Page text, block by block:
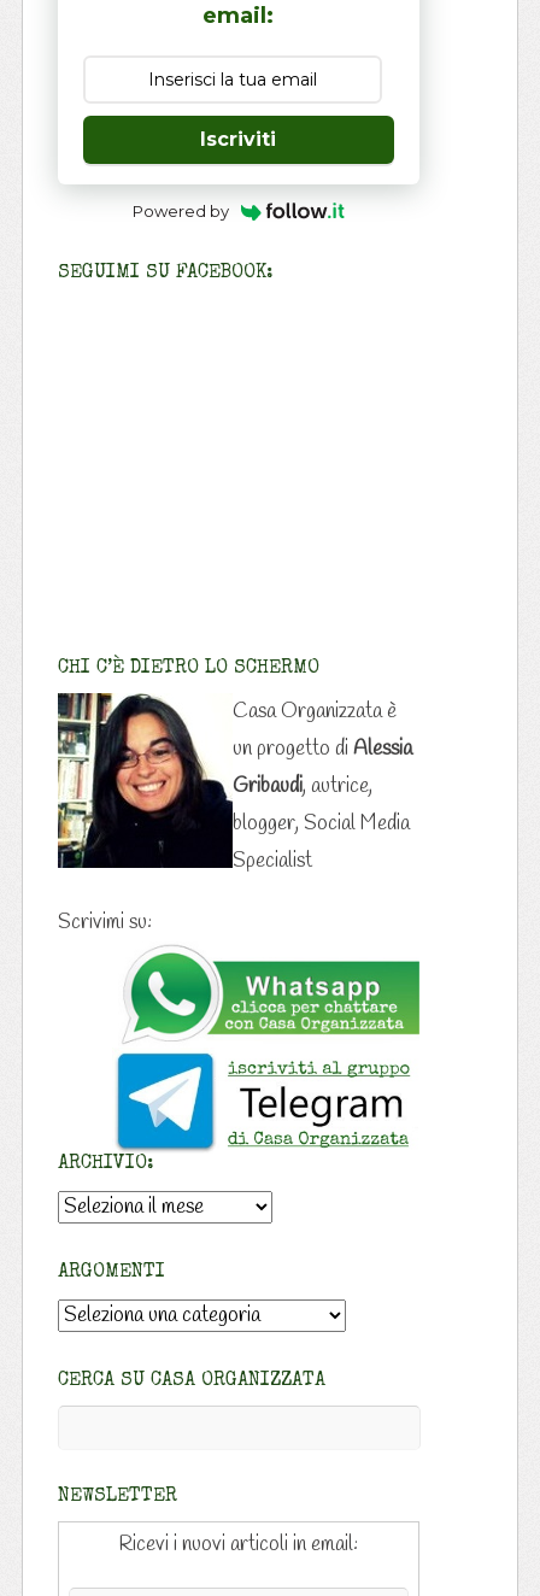
email:
Iscriviti
Powered by
SEGUIMI SU FACEBOOK:
CHI C’È DIETRO LO SCHERMO
Casa Organizzata è
un progetto di Alessia
Gribaudi, autrice,
blogger, Social Media
Specialist
Scrivimi su:
ARCHIVIO:
Archivio:
ARGOMENTI
Argomenti
CERCA SU CASA ORGANIZZATA
NEWSLETTER
Ricevi i nuovi articoli in email: